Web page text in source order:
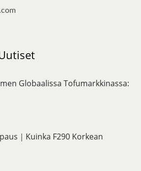
Globaalissa Tofumarkkinassa:
｜Kuinka F290 Korkean